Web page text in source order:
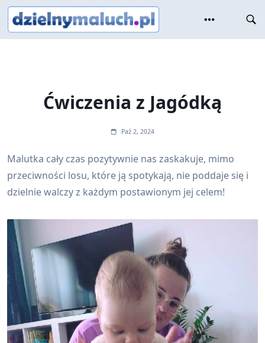
Skip
content
Ćwiczenia z Jagódką
Paź 2, 2024
Malutka cały czas pozytywnie nas zaskakuje, mimo
przeciwności losu, które ją spotykają, nie poddaje się i
dzielnie walczy z każdym postawionym jej celem!